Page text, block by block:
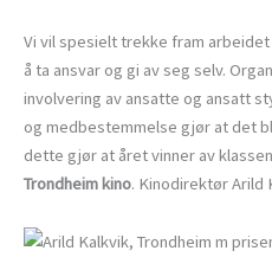
Vi vil spesielt trekke fram
å ta ansvar og gi av seg selv.
involvering av ansatte og ansatt
og medbestemmelse gjør at det
dette gjør at året vinner av
Trondheim kino. Kinodirektør Arild